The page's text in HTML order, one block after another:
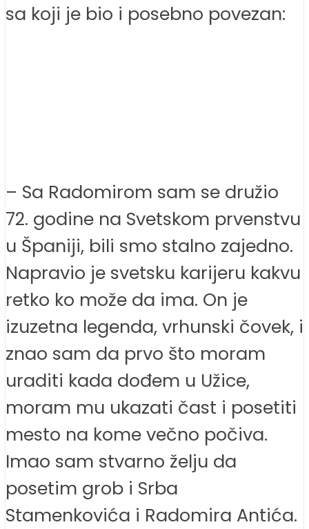
sa koji je bio i posebno povezan:
– Sa Radomirom sam se družio
72. godine na Svetskom prvenstvu
u Španiji, bili smo stalno zajedno.
Napravio je svetsku karijeru kakvu
retko ko može da ima. On je
izuzetna legenda, vrhunski čovek, i
znao sam da prvo što moram
uraditi kada dođem u Užice,
moram mu ukazati čast i posetiti
mesto na kome večno počiva.
Imao sam stvarno želju da
posetim grob i Srba
Stamenkovića i Radomira Antića.